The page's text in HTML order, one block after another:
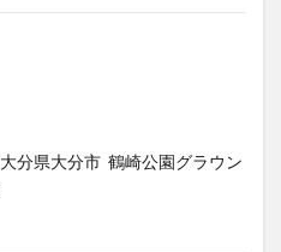
大分県大分市 鶴崎公園グラウン